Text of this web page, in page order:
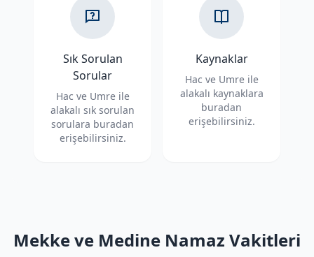
Sık Sorulan
Sorular
Hac ve Umre ile
alakalı sık sorulan
sorulara buradan
erişebilirsiniz.
Kaynaklar
Hac ve Umre ile
alakalı kaynaklara
buradan
erişebilirsiniz.
Mekke ve Medine Namaz Vakitleri